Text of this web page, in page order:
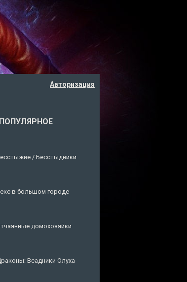
Авторизация
ПОПУЛЯРНОЕ
/ Бесстыдники
в большом городе
домохозяйки
Всадники Олуха